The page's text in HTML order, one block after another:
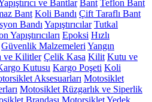
ve Bantlar Bant Teflon Bant
Bant Koli Bandı Çift Taraflı Bant
Bandı Yapıştırıcılar Tutkal
Yapıştırıcıları Epoksi Hızlı
Güvenlik Malzemeleri Yangın
ve Kilitler Çelik Kasa Kilit Kutu ve
Kutusu Kargo Poşeti Koli
Aksesuarları Motosiklet
Motosiklet Rüzgarlık ve Siperlik
Brandası Motorsiklet Yedek